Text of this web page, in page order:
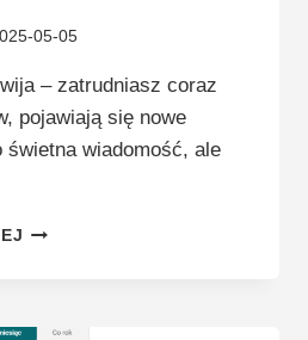
05-05
– zatrudniasz coraz
pojawiają się nowe
świetna wiadomość, ale
RODZAJE
FIRMACH